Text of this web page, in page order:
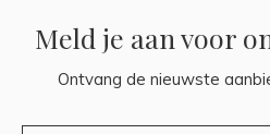
Meld je aan voor
Ontvang de nieuwste